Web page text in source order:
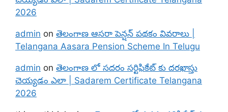
2026
admin on తెలంగాణ ఆసరా పెన్షన్ పథకం వివరాలు |
Telangana Aasara Pension Scheme In Telugu
admin on తెలంగాణ లో సదరం సర్టిఫికేట్ కు దరఖాస్తు
చెయ్యడం ఎలా | Sadarem Certificate Telangana
2026